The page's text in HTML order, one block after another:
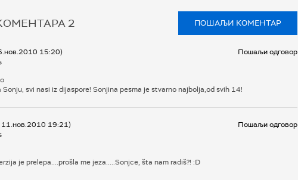
2 ПОШАЉИ КОМЕНТАР
15:20)
Пошаљи одговор
Sonju, svi nasi iz dijaspore! Sonjina pesma je stvarno najbolja,od svih 14!
11.нов.2010 19:21)
Пошаљи одговор
je prelepa....prošla me jeza.....Sonjce, šta nam radiš?! :D